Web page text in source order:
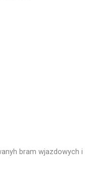
bram wjazdowych i